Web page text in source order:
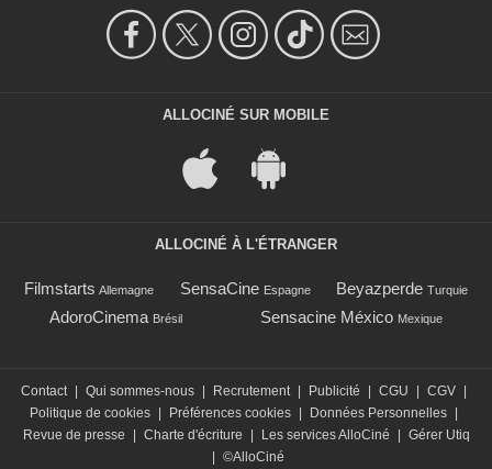
ALLOCINÉ SUR MOBILE
ALLOCINÉ À L'ÉTRANGER
Filmstarts Allemagne SensaCine Espagne Beyazperde Turquie
AdoroCinema Brésil Sensacine México Mexique
Contact | Qui sommes-nous | Recrutement | Publicité | CGU | CGV |
Politique de cookies | Préférences cookies | Données Personnelles |
Revue de presse
| Charte d'écriture | Les services AlloCiné | Gérer Utiq
| ©AlloCiné